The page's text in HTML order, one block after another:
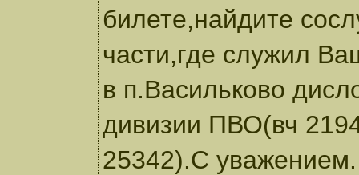
билете,найдите
части,где служил
в п.Васильково
дивизии ПВО(вч
25342).С уважением.